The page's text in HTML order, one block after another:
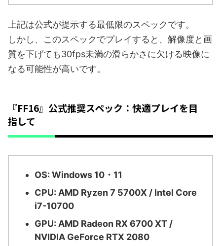
上記は公式が提示する最低限のスペックです。
しかし、このスペックでプレイすると、解像度と画
質を下げても30fps未満の滑らかさに欠ける映像に
なる可能性が高いです。
『FF16』公式推奨スペック：快適プレイを目
指して
OS: Windows 10・11
CPU: AMD Ryzen 7 5700X / Intel Core
i7-10700
GPU: AMD Radeon RX 6700 XT /
NVIDIA GeForce RTX 2080